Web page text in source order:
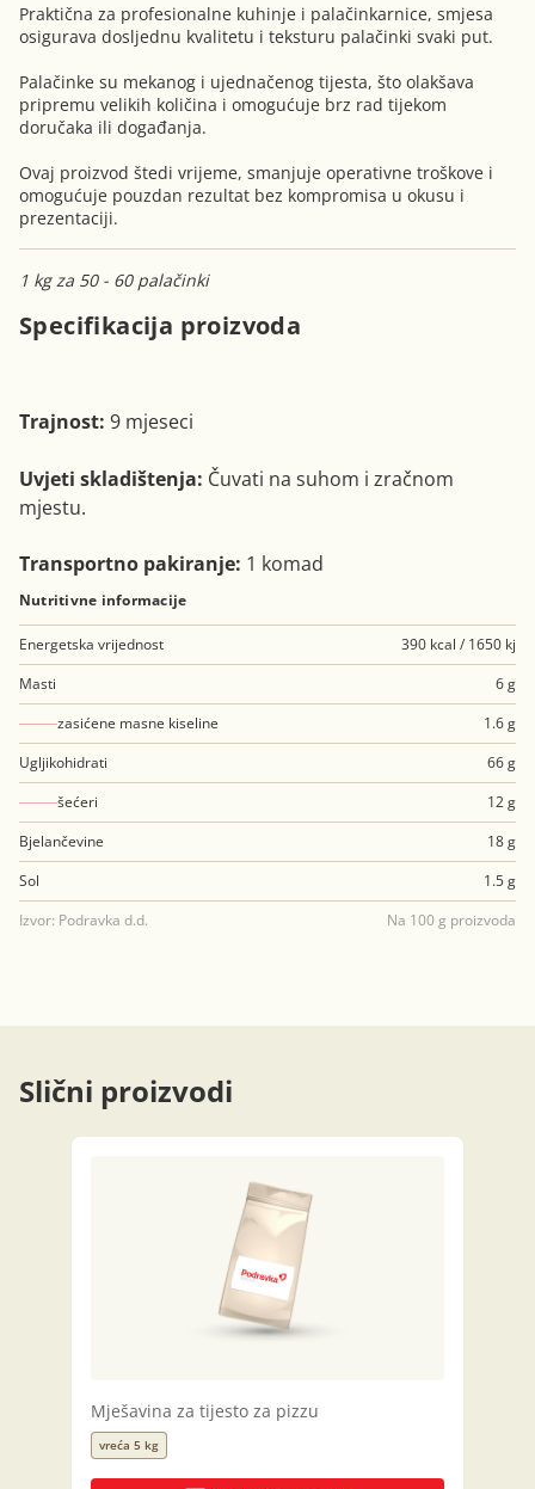
Praktična za profesionalne kuhinje i palačinkarnice, smjesa
osigurava dosljednu kvalitetu i teksturu palačinki svaki put.
Palačinke su mekanog i ujednačenog tijesta, što olakšava
pripremu velikih količina i omogućuje brz rad tijekom
doručaka ili događanja.
Ovaj proizvod štedi vrijeme, smanjuje operativne troškove i
omogućuje pouzdan rezultat bez kompromisa u okusu i
prezentaciji.
1 kg za 50 - 60 palačinki
Specifikacija proizvoda
Trajnost: 9 mjeseci
Uvjeti skladištenja: Čuvati na suhom i zračnom
mjestu.
Transportno pakiranje: 1 komad
Nutritivne informacije
Energetska vrijednost
390 kcal / 1650 kj
Masti
6 g
zasićene masne kiseline
1.6 g
Ugljikohidrati
66 g
šećeri
12 g
Bjelančevine
18 g
Sol
1.5 g
Izvor: Podravka d.d.
Na 100 g proizvoda
Slični proizvodi
Mješavina za tijesto za pizzu
vreća 5 kg